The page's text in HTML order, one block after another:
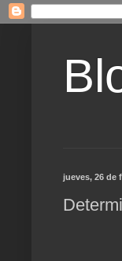
jueves, 26 de